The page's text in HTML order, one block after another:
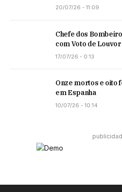
20/07/26 - 11:09
Chefe dos
com Voto de
17/07/26 - 0:13
Onze mortos e oito
em Espanha
10/07/26 - 10:14